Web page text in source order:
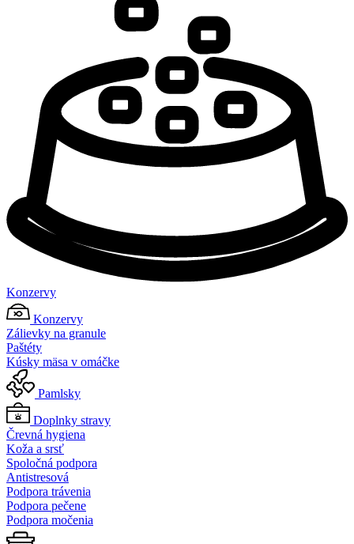
Konzervy
Konzervy
Zálievky na granule
Paštéty
Kúsky mäsa v omáčke
Pamlsky
Doplnky stravy
Črevná hygiena
Koža a srsť
Spoločná podpora
Antistresová
Podpora trávenia
Podpora pečene
Podpora močenia